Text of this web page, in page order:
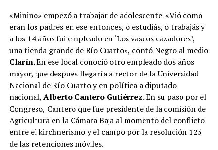
«Minino» empezó a trabajar de adolescente. «Vió como
eran los padres en ese entonces, o estudiás, o trabajás y
a los 14 años fui empleado en ‘Los vascos cazadores’,
una tienda grande de Río Cuarto», contó Negro al medio
Clarín.En ese local conoció otro empleado dos años
mayor, que después llegaría a rector de la Universidad
Nacional de Río Cuarto y en política a diputado
nacional, Alberto Cantero Gutiérrez. En su paso por el
Congreso, Cantero que fue presidente de la comisión de
Agricultura en la Cámara Baja al momento del conflicto
entre el kirchnerismo y el campo por la resolución 125
de las retenciones móviles.